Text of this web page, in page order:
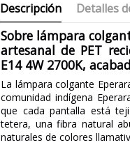
Descripción Detalles
Sobre lámpara
artesanal de PET
E14 4W 2700K,
La lámpara colgante
comunidad indígena
que cada pantalla está
tetera, una fibra natural
naturales de colores